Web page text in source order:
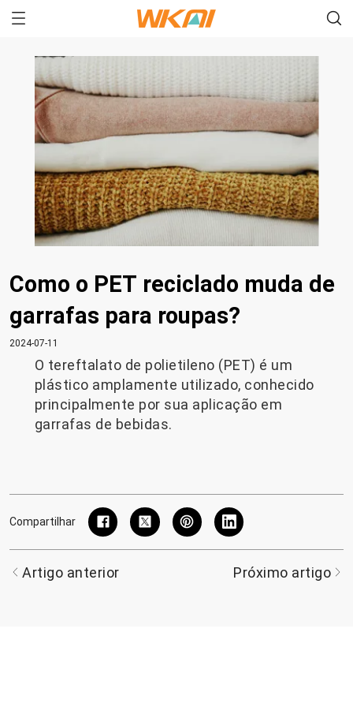
Como o PET reciclado muda de
garrafas para roupas?
2024-07-11
O tereftalato de polietileno (PET) é um
plástico amplamente utilizado, conhecido
principalmente por sua aplicação em
garrafas de bebidas.
Compartilhar
Artigo anterior Próximo artigo